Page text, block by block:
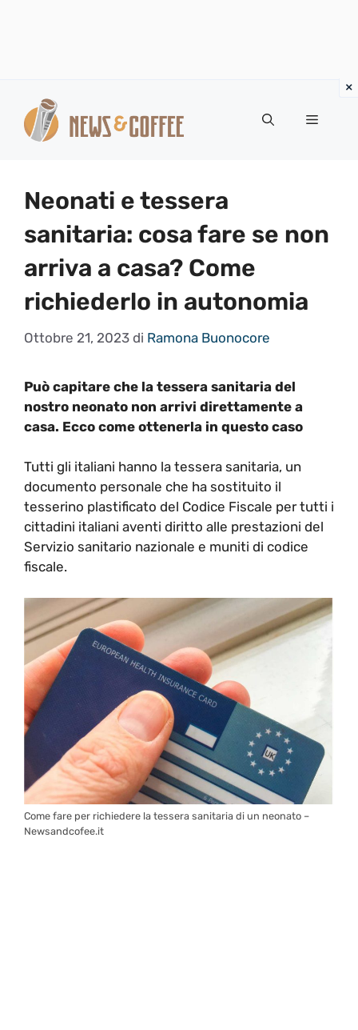
contenuto
Menu
Neonati e tessera
sanitaria: cosa fare se non
arriva a casa? Come
richiederlo in autonomia
Ottobre 21, 2023 di Ramona Buonocore
Può capitare che la tessera sanitaria del
nostro neonato non arrivi direttamente a
casa. Ecco come ottenerla in questo caso
Tutti gli italiani hanno la tessera sanitaria, un
documento personale che ha sostituito il
tesserino plastificato del Codice Fiscale per tutti i
cittadini italiani aventi diritto alle prestazioni del
Servizio sanitario nazionale e muniti di codice
fiscale.
Come fare per richiedere la tessera sanitaria di un neonato –
Newsandcofee.it